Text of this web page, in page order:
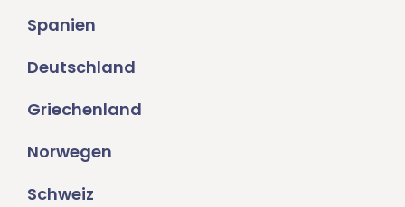
Spanien
Deutschland
Griechenland
Norwegen
Schweiz